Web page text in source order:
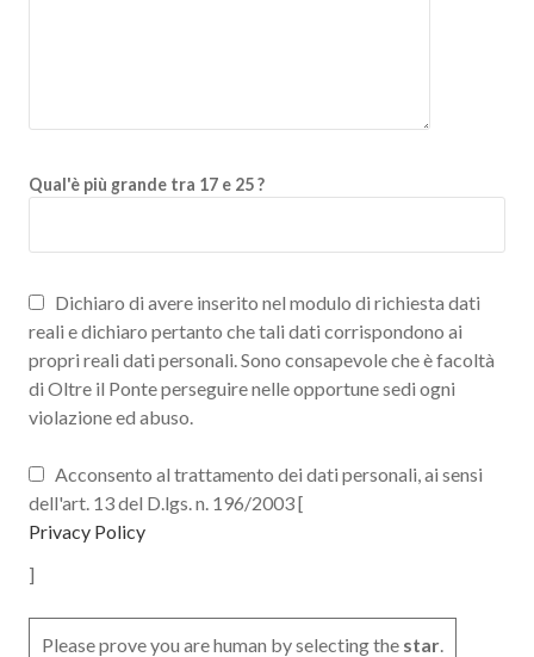
Qual'è più grande tra 17 e 25 ?
Dichiaro di avere inserito nel modulo di richiesta dati
reali e dichiaro pertanto che tali dati corrispondono ai
propri reali dati personali. Sono consapevole che è facoltà
di Oltre il Ponte perseguire nelle opportune sedi ogni
violazione ed abuso.
Acconsento al trattamento dei dati personali, ai sensi
dell'art. 13 del D.lgs. n. 196/2003 [
Privacy Policy
]
Please prove you are human by selecting the star.